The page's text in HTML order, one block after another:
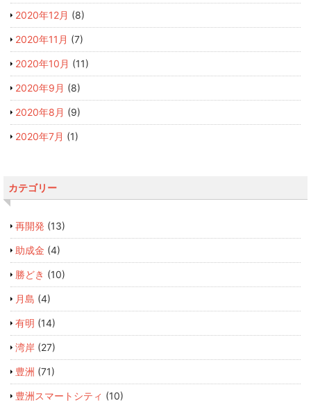
2020年12月 (8)
2020年11月 (7)
2020年10月 (11)
2020年9月 (8)
2020年8月 (9)
2020年7月 (1)
カテゴリー
再開発 (13)
助成金 (4)
勝どき (10)
月島 (4)
有明 (14)
湾岸 (27)
豊洲 (71)
豊洲スマートシティ (10)